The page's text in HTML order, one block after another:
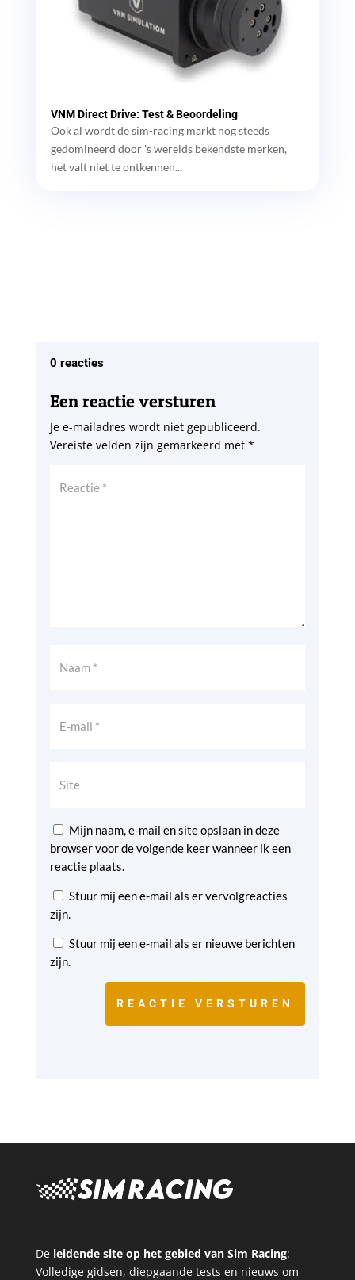
VNM Direct Drive: Test & Beoordeling
Ook al wordt de sim-racing markt nog steeds
gedomineerd door 's werelds bekendste merken,
het valt niet te ontkennen...
0 reacties
Een reactie versturen
Je e-mailadres wordt niet gepubliceerd.
Vereiste velden zijn gemarkeerd met *
Mijn naam, e-mail en site opslaan in deze
browser voor de volgende keer wanneer ik een
reactie plaats.
Stuur mij een e-mail als er vervolgreacties
zijn.
Stuur mij een e-mail als er nieuwe berichten
zijn.
REACTIE VERSTUREN
De leidende site op het gebied van Sim Racing:
Volledige gidsen, diepgaande tests en nieuws om